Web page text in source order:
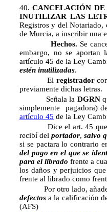
40.CANCELACIÓN
INUTILIZAR LAS
Registros y del Notariado,
de Murcia, a inscribir una
Hechos. Se
embargo, no se
artículo 45 de la Ley
estén inutilizadas.
El registrador
previamente dichas letras.
Señala la DGRN
simplemente pagadora)
artículo 45 de la Ley
Dice el art. 45 que el
recibí delportador,salvo
si se pactara lo contrario
del pago en el que se
para el librado frente a
los daños y perjuicios
frente al librado como
Por otro lado, añade,
defectos a la calificación
(AFS)